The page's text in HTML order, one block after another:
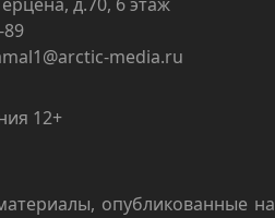
89
media.ru
12+
опубликованные на